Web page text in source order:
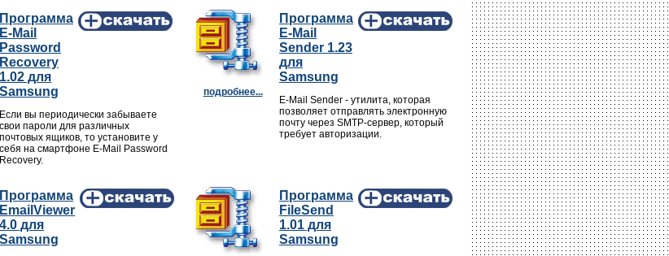
Программа
E-Mail
Password
Recovery
1.02 для
Samsung
Если вы периодически забываете
свои пароли для различных
почтовых ящиков, то установите у
себя на смартфоне E-Mail Password
Recovery.
подробнее...
Программа
E-Mail
Sender 1.23
для
Samsung
E-Mail Sender - утилита, которая
позволяет отправлять электронную
почту через SMTP-сервер, который
требует авторизации.
Программа
EmailViewer
4.0 для
Samsung
Программа
FileSend
1.01 для
Samsung